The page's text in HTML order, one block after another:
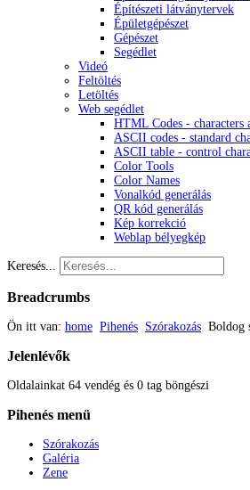
Építészeti látványtervek
Épületgépészet
Gépészet
Segédlet
Videó
Feltöltés
Letöltés
Web segédlet
HTML Codes - characters
ASCII codes - standard
ASCII table - control
Color Tools
Color Names
Vonalkód generálás
QR kód generálás
Kép korrekció
Weblap bélyegkép
Keresés...
Breadcrumbs
Ön itt van: home Pihenés Szórakozás Boldog
Jelenlévők
Oldalainkat 64 vendég és 0 tag böngészi
Pihenés menü
Szórakozás
Galéria
Zene